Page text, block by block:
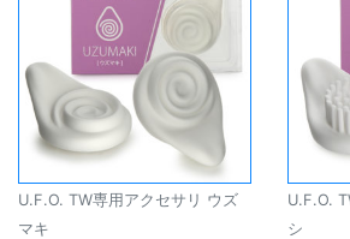
U.F.O. TW専用アクセサリ ウズ
マキ
U.F.O.
シ